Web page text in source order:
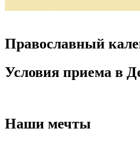
Православный
Условия приема в
Наши мечты